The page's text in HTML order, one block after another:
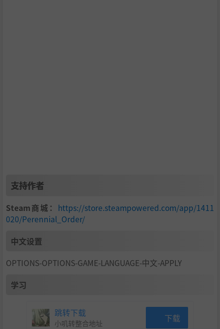
支持作者
Steam商城： https://store.steampowered.com/app/1411
020/Perennial_Order/
中文设置
OPTIONS-OPTIONS-GAME-LANGUAGE-中文-APPLY
学习
跳转下载
小叽转整合地址 下载